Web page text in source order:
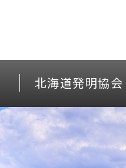
北海道発明協会